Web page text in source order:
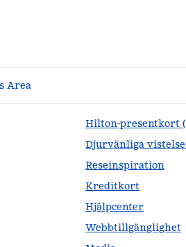
Area
Hilton-presentkort
Djurvänliga
Reseinspiration
Kreditkort
Hjälpcenter
Webbtillgänglighet